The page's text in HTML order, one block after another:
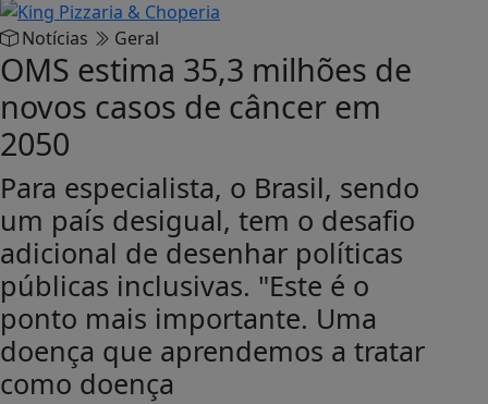
Notícias Geral
OMS estima 35,3 milhões de
novos casos de câncer em
2050
Para especialista, o Brasil, sendo
um país desigual, tem o desafio
adicional de desenhar políticas
públicas inclusivas. "Este é o
ponto mais importante. Uma
doença que aprendemos a tratar
como doença